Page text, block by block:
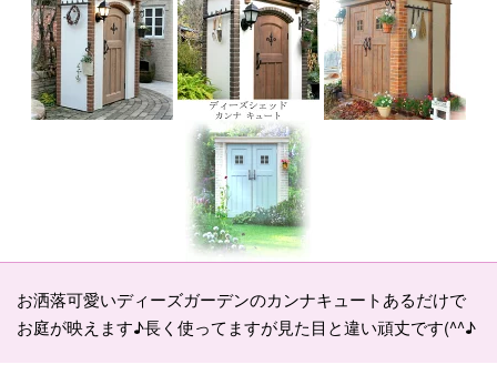
お洒落可愛いディーズガーデンのカンナキュートあるだけで
お庭が映えます♪長く使ってますが見た目と違い頑丈です(^^♪